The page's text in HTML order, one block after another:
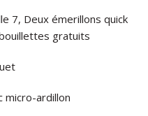
7, Deux émerillons quick
gratuits
micro-ardillon